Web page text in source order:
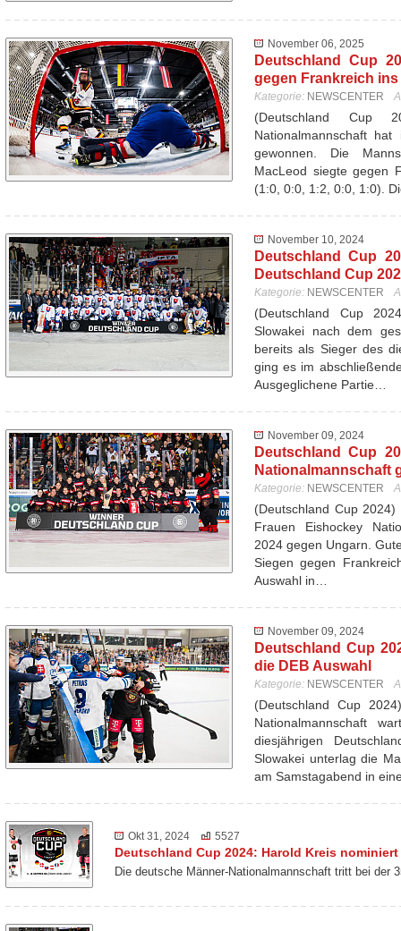
November 06, 2025
Deutschland Cup
gegen Frankreich
Kategorie: NEWSCENTER
(Deutschland Cup
Nationalmannschaft
gewonnen. Die
MacLeod siegte gegen
(1:0, 0:0, 1:2, 0:0, 1:0).
November 10, 2024
Deutschland Cup
Deutschland Cup
Kategorie: NEWSCENTER
(Deutschland Cup
Slowakei nach dem
bereits als Sieger des
ging es im
Ausgeglichene Partie…
November 09, 2024
Deutschland Cup
Nationalmannschaft
Kategorie: NEWSCENTER
(Deutschland Cup
Frauen Eishockey
2024 gegen Ungarn.
Siegen gegen
Auswahl in…
November 09, 2024
Deutschland Cup
die DEB Auswahl
Kategorie: NEWSCENTER
(Deutschland Cup
Nationalmannschaft
diesjährigen
Slowakei unterlag die
am Samstagabend in
Okt 31, 2024 5527
Deutschland Cup 2024: Harold Kreis
Die deutsche Männer-Nationalmannschaft tritt bei der